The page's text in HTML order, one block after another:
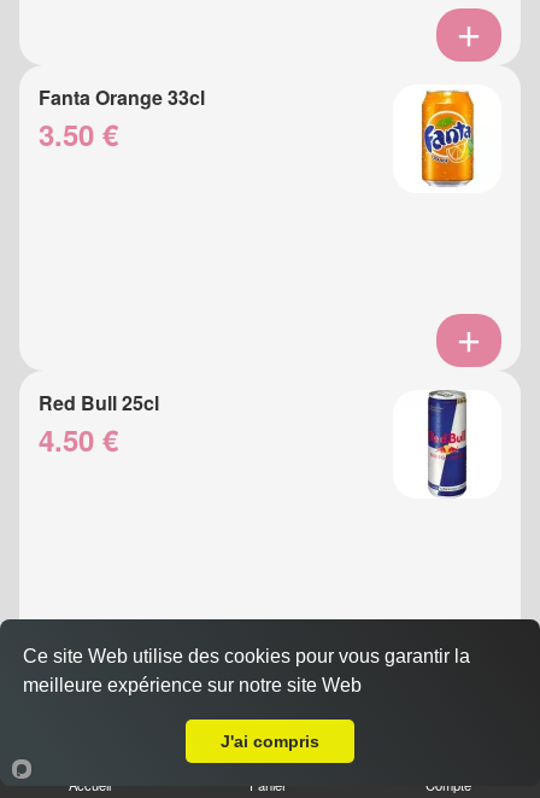
Fanta Orange 33cl
3.50 €
Red Bull 25cl
4.50 €
Accueil Panier Compte
Ce site Web utilise des cookies pour vous garantir la
meilleure expérience sur notre site Web
J'ai compris